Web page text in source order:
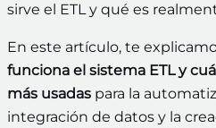
sirve el ETL y qué es
En este artículo, te
funciona el sistema ETL y
más usadas para la
integración de datos y la